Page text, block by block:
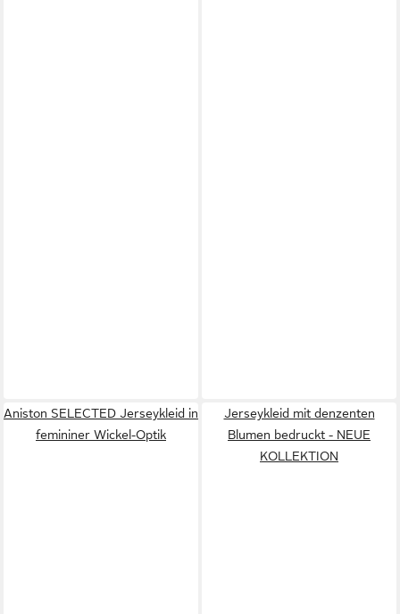
Aniston SELECTED Jerseykleid in
femininer Wickel-Optik
Jerseykleid mit denzenten
Blumen bedruckt - NEUE
KOLLEKTION